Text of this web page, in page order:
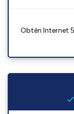
Obtén Internet